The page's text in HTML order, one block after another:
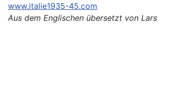
www.italie1935-45.com
Aus dem Englischen übersetzt von Lars